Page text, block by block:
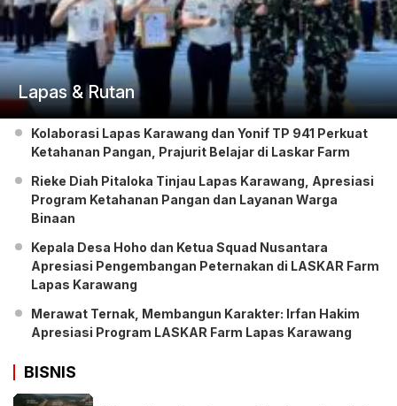
Lapas & Rutan
Kolaborasi Lapas Karawang dan Yonif TP 941 Perkuat
Ketahanan Pangan, Prajurit Belajar di Laskar Farm
Rieke Diah Pitaloka Tinjau Lapas Karawang, Apresiasi
Program Ketahanan Pangan dan Layanan Warga
Binaan
Kepala Desa Hoho dan Ketua Squad Nusantara
Apresiasi Pengembangan Peternakan di LASKAR Farm
Lapas Karawang
Merawat Ternak, Membangun Karakter: Irfan Hakim
Apresiasi Program LASKAR Farm Lapas Karawang
BISNIS